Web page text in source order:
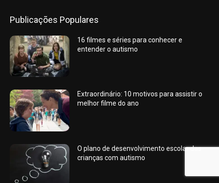
Publicações Populares
16 filmes e séries para conhecer e
entender o autismo
Extraordinário: 10 motivos para assistir o
melhor filme do ano
O plano de desenvolvimento escolar das
crianças com autismo